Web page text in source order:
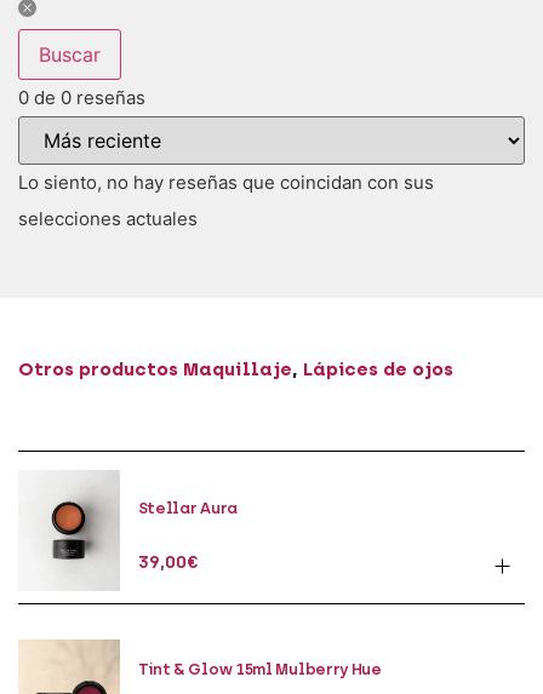
Buscar
0 de 0 reseñas
Lo siento, no hay reseñas que coincidan con sus
selecciones actuales
Otros productos Maquillaje, Lápices de ojos
Stellar Aura
39,00€
Tint & Glow 15ml Mulberry Hue